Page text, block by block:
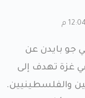
جو بايدن عن
غزة تهدف إلى
والفلسطينيين.